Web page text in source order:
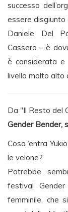
successo
essere disgiunto
Daniele Del
Cassero – è
è considerata e
livello molto alto
Da "Il Resto del
Gender Bender,
Cosa ‘entra
le velone?
Potrebbe
festival
femminile, che